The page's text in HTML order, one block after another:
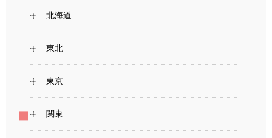
北海道
東北
東京
関東